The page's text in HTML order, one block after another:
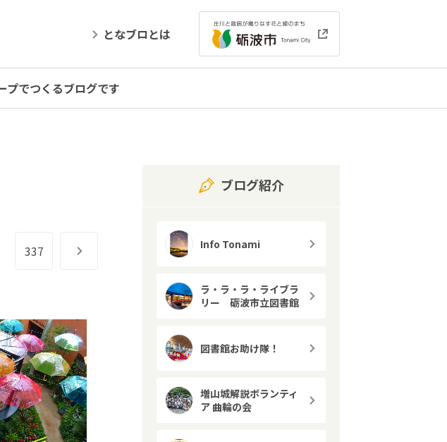
となブロとは
プでつくるブログです
337
ブログ紹介
Info Tonami
ラ・ラ・ラ・ライブラ
リー 砺波市立図書館
図書館お助け隊！
増山城解説ボランティ
ア 曲輪の会